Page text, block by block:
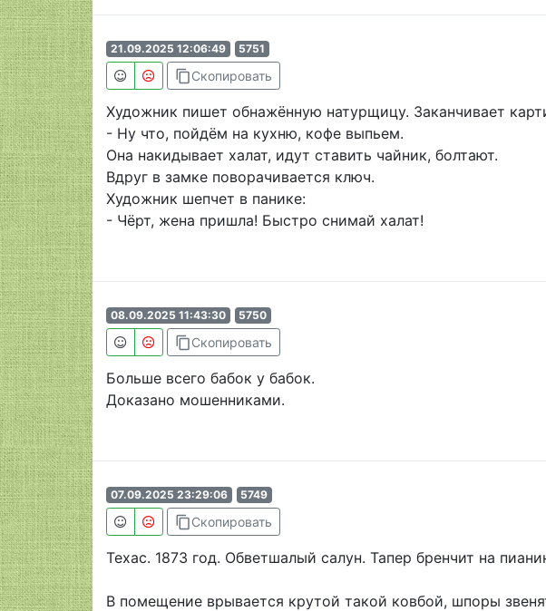
21.09.2025 12:06:49 5751
content_copyСкопировать
Художник пишет обнажённую натурщицу. Заканчивает
- Ну что, пойдём на кухню, кофе выпьем.
Она накидывает халат, идут ставить чайник, болтают.
Вдруг в замке поворачивается ключ.
Художник шепчет в панике:
- Чёрт, жена пришла! Быстро снимай халат!
08.09.2025 11:43:30 5750
content_copyСкопировать
Больше всего бабок у бабок.
Доказано мошенниками.
07.09.2025 23:29:06 5749
content_copyСкопировать
Техас. 1873 год. Обветшалый салун. Тапер бренчит на
В помещение врывается крутой такой ковбой, шпоры